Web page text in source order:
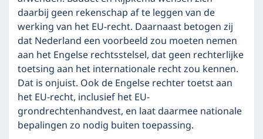
daarbij geen rekenschap af te leggen van de
werking van het EU-recht. Daarnaast betogen zij
dat Nederland een voorbeeld zou moeten nemen
aan het Engelse rechtsstelsel, dat geen rechterlijke
toetsing aan het internationale recht zou kennen.
Dat is onjuist. Ook de Engelse rechter toetst aan
het EU-recht, inclusief het EU-
grondrechtenhandvest, en laat daarmee nationale
bepalingen zo nodig buiten toepassing.